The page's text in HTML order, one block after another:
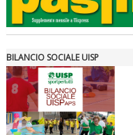
BILANCIO SOCIALE UISP